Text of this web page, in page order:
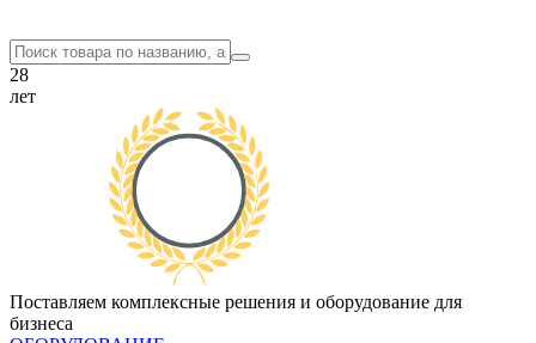
28
лет
Поставляем комплексные решения и оборудование для
бизнеса